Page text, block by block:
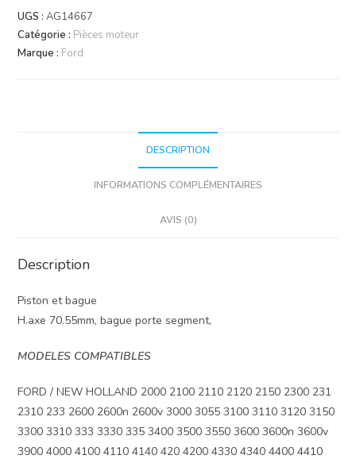
&
segments
UGS :AG14667
Catégorie : Pièces moteur
Marque : Ford
DESCRIPTION
INFORMATIONS COMPLÉMENTAIRES
AVIS (0)
Description
Piston et bague
H.axe 70.55mm, bague porte segment,
MODELES COMPATIBLES
FORD / NEW HOLLAND 2000 2100 2110 2120 2150 2300 231
2310 233 2600 2600n 2600v 3000 3055 3100 3110 3120 3150
3300 3310 333 3330 335 3400 3500 3550 3600 3600n 3600v
3900 4000 4100 4110 4140 420 4200 4330 4340 4400 4410